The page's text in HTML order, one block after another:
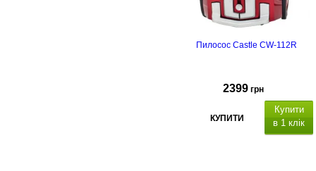
Пилосос Castle CW-112R
2399 грн
КУПИТИ
Купити
в 1 клік